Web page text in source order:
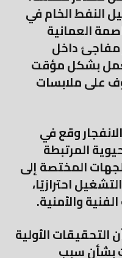
النفط الخام في
العمانية
داخل
بشكل مؤقت
على ملابسات
وقع في
المرتبطة
المختصة إلى
احترازيًا،
والأمنية.
التحقيقات الأولية
بشأن سبب